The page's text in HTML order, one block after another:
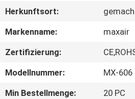
ÜBER
UNS
FABRIK-
AUSFLUG
Herkunftsort:
Markenname:
maxair
Zertifizierung:
Modellnummer:
MX-606
Min Bestellmenge:
20 PC